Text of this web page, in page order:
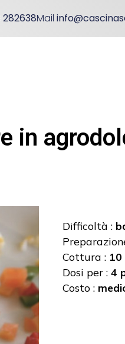
282638Mail
in
Difficoltà :
Cottura :
Dosi per : 4
Costo :